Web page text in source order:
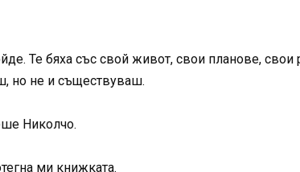
Те бяха със свой живот, свои планове,
но не и съществуваш.
Николчо.
ми книжката.